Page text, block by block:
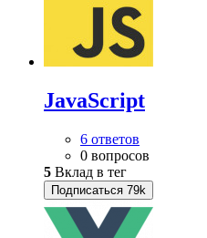
JavaScript
6 ответов
0 вопросов
5 Вклад в тег
Подписаться 79k